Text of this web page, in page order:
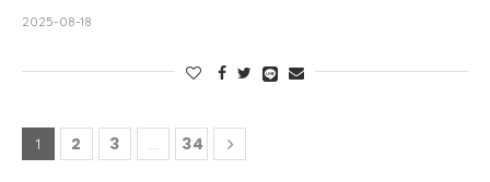
2025-08-18
1 2 3 ... 34